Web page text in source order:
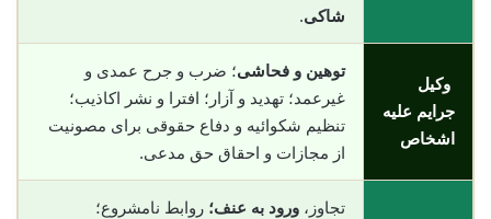
شاکی.
وکیل
جرایم علیه
اشخاص
توهین و فحاشی؛ ضرب و جرح عمدی و
غیرعمد؛ تهدید و آزار؛ افترا و نشر اکاذیب؛
تنظیم شکوائیه و دفاع حقوقی برای مصونیت
از مجازات و احقاق حق مدعی.
تجاوز، ورود به عنف؛ روابط نامشروع؛